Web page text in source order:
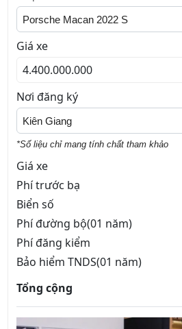
Porsche Macan 2022 S
Giá xe
Nơi đăng ký
Kiên Giang
*Số liệu chỉ mang tính chất tham khảo
Giá xe
Phí trước bạ
Biển số
Phí đường bộ(01 năm)
Phí đăng kiểm
Bảo hiểm TNDS(01 năm)
Tổng cộng